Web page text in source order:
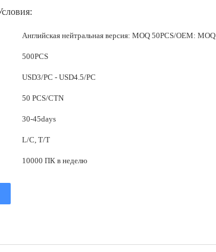
Английская нейтральная версия: MOQ 50PCS/OEM: MOQ
500PCS
USD3/PC - USD4.5/PC
50 PCS/CTN
30-45days
L/C, T/T
10000 ПК в неделю